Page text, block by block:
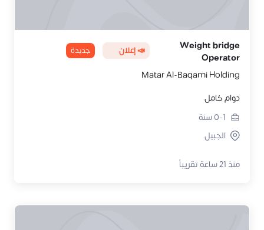
Weight bridge
Operator
📣 إعلان جديدة
Matar Al-Baqami Holding
دوام كامل
0-1سنة
الجبيل
منذ 21 ساعة تقريباً